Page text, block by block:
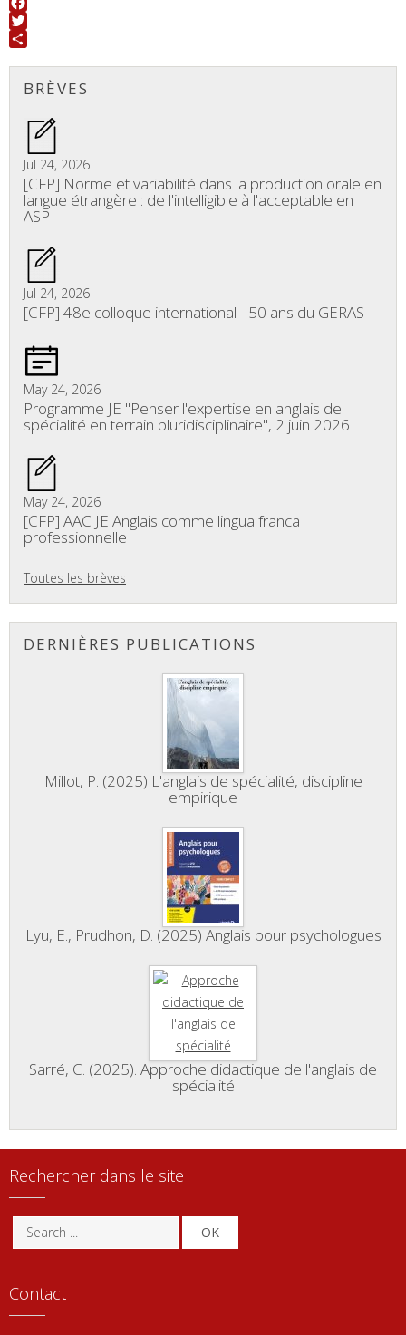
Facebook
Twitter
BRÈVES
Jul 24, 2026
[CFP] Norme et variabilité dans la production orale en
langue étrangère : de l'intelligible à l'acceptable en
ASP
Jul 24, 2026
[CFP] 48e colloque international - 50 ans du GERAS
May 24, 2026
Programme JE "Penser l'expertise en anglais de
spécialité en terrain pluridisciplinaire", 2 juin 2026
May 24, 2026
[CFP] AAC JE Anglais comme lingua franca
professionnelle
Toutes les brèves
DERNIÈRES PUBLICATIONS
Millot, P. (2025) L'anglais de spécialité, discipline
empirique
Lyu, E., Prudhon, D. (2025) Anglais pour psychologues
Sarré, C. (2025). Approche didactique de l'anglais de
spécialité
Rechercher dans le site
OK
Contact